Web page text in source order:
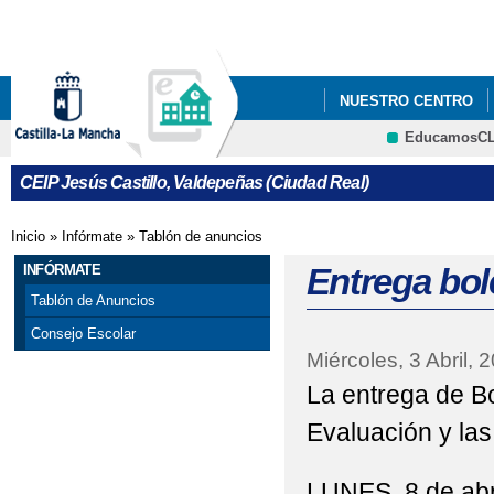
NUESTRO CENTRO
PROYECTO
CONVOCATORIA
ELECCIONES A
LOS RETOS DE
MATRÍCULA CURSO
CEIP Jesús Castillo, Valdepeñas (Ciudad Real)
Se encuentra usted aquí
Inicio » Infórmate » Tablón de anuncios
INFÓRMATE
Tablón de Anuncios
Consejo Escolar
Entrega
Miércoles, 3 Abril,
La entrega de
Evaluación y